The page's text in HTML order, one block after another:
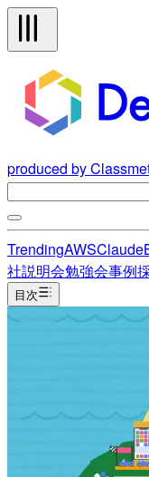
produced by
TrendingAWSClaude
社説明会勉強会事例
目次